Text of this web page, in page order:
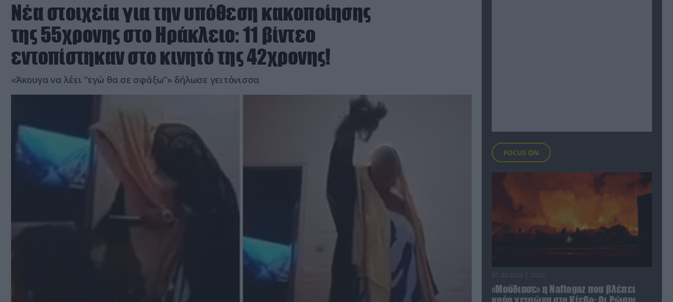
Νέα στοιχεία για την υπόθεση κακοποίησης
της 55χρονης στο Ηράκλειο: 11 βίντεο
εντοπίστηκαν στο κινητό της 42χρονης!
«Άκουγα να λέει “εγώ θα σε σφάξω”» δήλωσε γειτόνισσα
FOCUS ON
«Μούδιασε» η Naftogaz που βλέπει